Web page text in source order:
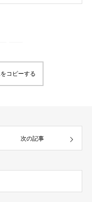
コピーする
次の記事